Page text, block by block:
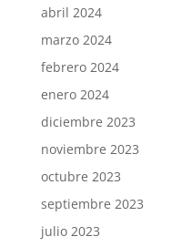
abril 2024
marzo 2024
febrero 2024
enero 2024
diciembre 2023
noviembre 2023
octubre 2023
septiembre 2023
julio 2023